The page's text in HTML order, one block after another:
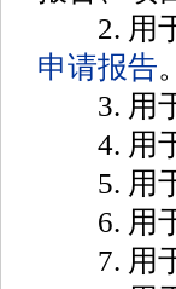
2. 用于
申请报告。
3. 用于
4. 用于
5. 用于
6. 用于
7. 用于